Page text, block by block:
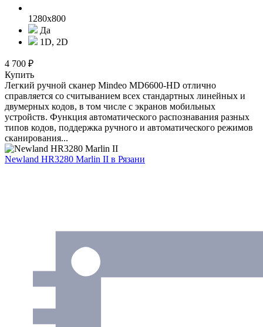
1280x800
Да
1D, 2D
4 700 ₽
Купить
Легкий ручной сканер Mindeo MD6600-HD отлично
справляется со считыванием всех стандартных линейных и
двумерных кодов, в том числе с экранов мобильных
устройств. Функция автоматического распознавания разных
типов кодов, поддержка ручного и автоматического режимов
сканирования...
Newland HR3280 Marlin II в Рязани